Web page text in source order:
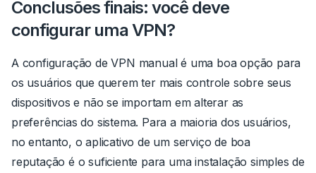
Conclusões finais: você deve
configurar uma VPN?
A configuração de VPN manual é uma boa opção para
os usuários que querem ter mais controle sobre seus
dispositivos e não se importam em alterar as
preferências do sistema. Para a maioria dos usuários,
no entanto, o aplicativo de um serviço de boa
reputação é o suficiente para uma instalação simples de